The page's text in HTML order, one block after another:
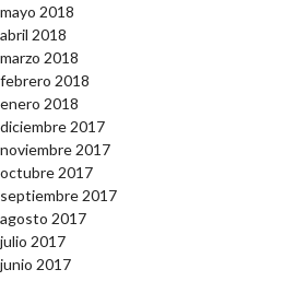
mayo 2018
abril 2018
marzo 2018
febrero 2018
enero 2018
diciembre 2017
noviembre 2017
octubre 2017
septiembre 2017
agosto 2017
julio 2017
junio 2017